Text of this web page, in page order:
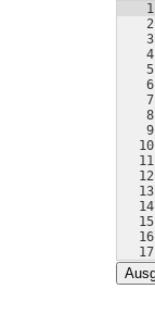
1
2
3
4
5
6
7
8
9
10
11
12
13
14
15
16
17